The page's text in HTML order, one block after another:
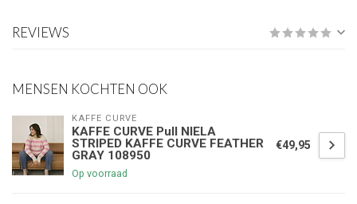
REVIEWS
MENSEN KOCHTEN OOK
KAFFE CURVE
KAFFE CURVE Pull NIELA
STRIPED KAFFE CURVE FEATHER
GRAY 108950
Op voorraad
€49,95